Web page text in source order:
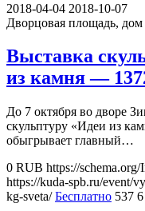
2018-04-04 2018-10-07
Дворцовая площадь, дом
Выставка
из камня —
До 7 октября во дворе
скульптуру «Идеи из
обыгрывает главный…
0 RUB https://schema.org/
https://kuda-spb.ru/event/
kg-sveta/ Бесплатно 537 6